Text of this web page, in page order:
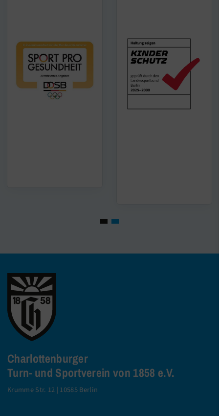
Charlottenburger
Turn- und Sportverein von 1858 e.V.
Krumme Str. 12 | 10585 Berlin